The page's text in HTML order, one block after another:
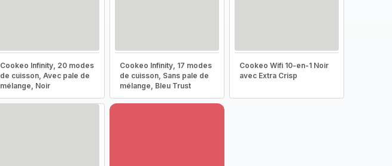
Cookeo Infinity, 20 modes
de cuisson, Avec pale de
mélange, Noir
Cookeo Infinity, 17 modes
de cuisson, Sans pale de
mélange, Bleu Trust
Cookeo Wifi 10-en-1 Noir
avec Extra Crisp